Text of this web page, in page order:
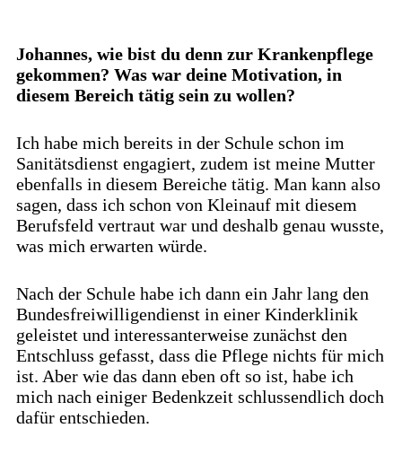
Johannes, wie bist du denn zur Krankenpflege
gekommen? Was war deine Motivation, in
diesem Bereich tätig sein zu wollen?
Ich habe mich bereits in der Schule schon im
Sanitätsdienst engagiert, zudem ist meine Mutter
ebenfalls in diesem Bereiche tätig. Man kann also
sagen, dass ich schon von Kleinauf mit diesem
Berufsfeld vertraut war und deshalb genau wusste,
was mich erwarten würde.
Nach der Schule habe ich dann ein Jahr lang den
Bundesfreiwilligendienst in einer Kinderklinik
geleistet und interessanterweise zunächst den
Entschluss gefasst, dass die Pflege nichts für mich
ist. Aber wie das dann eben oft so ist, habe ich
mich nach einiger Bedenkzeit schlussendlich doch
dafür entschieden.